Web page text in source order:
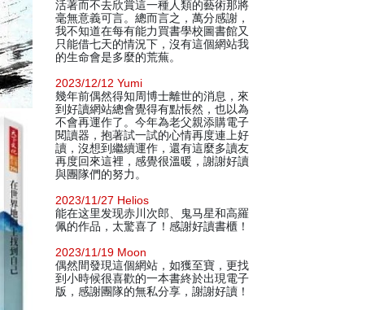
活著而不去欣賞這一種人類的藝術那將
毫無意義可言。總而言之，萬分感謝，
我不知道在每有能力買書學校圖書館又
只能借七天的情況下，沒有這個網站我
的生命會是多麼的荒蕪。
2023/12/12 Yumi
幾年前偶然得知周博士離世的消息，來
到好讀網站總會覺得有點悵然，也以為
不會再運作了。今年為老父親添購電子
閱讀器，抱著試一試的心情再度連上好
讀，沒想到繼續運作，還有這麼多讀友
再度回來這裡，感覺很溫暖，謝謝好讀
與團隊們的努力。
2023/11/27 Helios
能在这里发现赤川次郎、鬼马星和高羅
佩的作品，太驚喜了！感謝好讀書櫃！
2023/11/19 Moon
偶然間發現這個網站，如獲至寶，更找
到小時候很喜歡的一本書終於出現電子
版，感謝團隊的無私分享，謝謝好讀！